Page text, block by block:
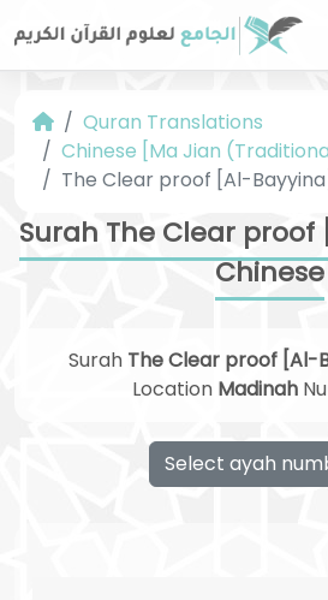
Quran Translations
Chinese [Ma Jian
The Clear proof [Al-Bayyina]
Surah The Clear
Chinese
Surah The Clear proof [Al-
Location Madinah
Select ayah